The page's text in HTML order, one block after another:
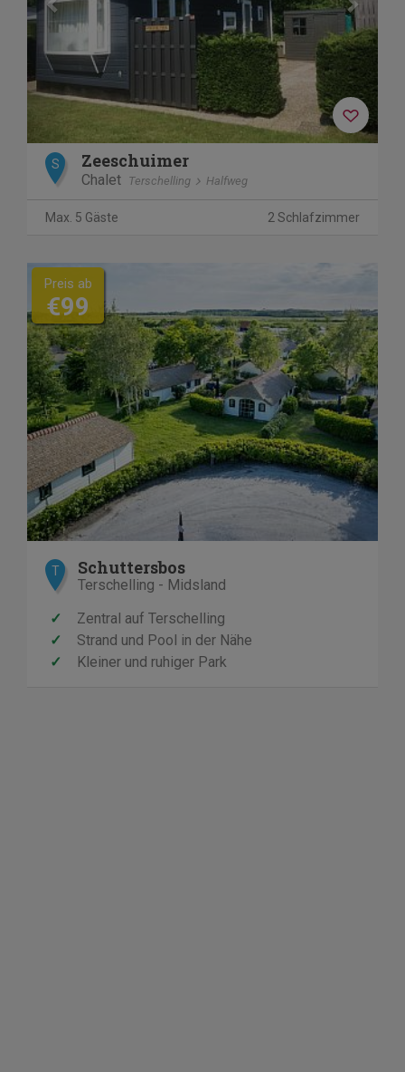
S Zeeschuimer
Chalet Terschelling Halfweg
Max. 5 Gäste 2 Schlafzimmer
Preis ab
€99
T Schuttersbos
Terschelling - Midsland
✓
Zentral auf Terschelling
✓
Strand und Pool in der Nähe
✓
Kleiner und ruhiger Park